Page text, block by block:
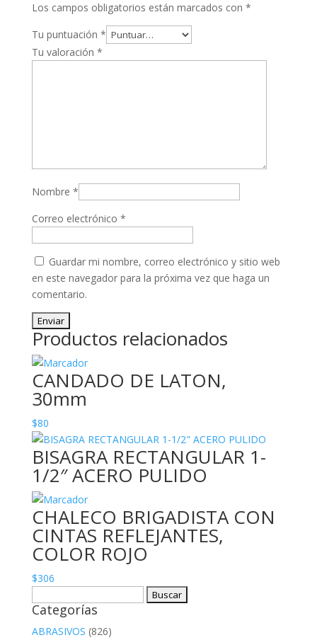
Los campos obligatorios están marcados con *
Tu puntuación *
Tu valoración *
Nombre *
Correo electrónico *
Guardar mi nombre, correo electrónico y sitio web
en este navegador para la próxima vez que haga un
comentario.
Productos relacionados
CANDADO DE LATON,
30mm
$80
BISAGRA RECTANGULAR 1-
1/2″ ACERO PULIDO
CHALECO BRIGADISTA CON
CINTAS REFLEJANTES,
COLOR ROJO
$306
Categorías
ABRASIVOS (826)